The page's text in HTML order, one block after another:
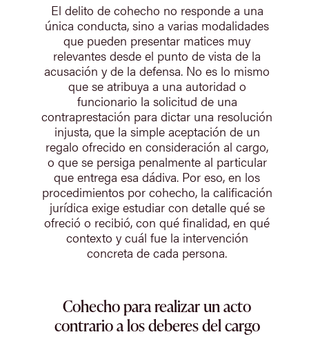
El delito de cohecho no responde a una
única conducta, sino a varias modalidades
que pueden presentar matices muy
relevantes desde el punto de vista de la
acusación y de la defensa. No es lo mismo
que se atribuya a una autoridad o
funcionario la solicitud de una
contraprestación para dictar una resolución
injusta, que la simple aceptación de un
regalo ofrecido en consideración al cargo,
o que se persiga penalmente al particular
que entrega esa dádiva. Por eso, en los
procedimientos por cohecho, la calificación
jurídica exige estudiar con detalle qué se
ofreció o recibió, con qué finalidad, en qué
contexto y cuál fue la intervención
concreta de cada persona.
Cohecho para realizar un acto
contrario a los deberes del cargo